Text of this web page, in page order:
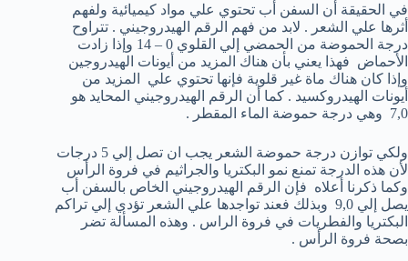
في الحقيقة أن السفن أب تحتوي علي مواد كيميائية ولفهم
أثرها علي الشعر . لابد من فهم الرقم الهيدروجيني . تتراوح
درجة الحموضة من الحمضي إلي القلوي 0 – 14 وإذا زادت
الأحماض فهذا يعني بأن هناك المزيد من أيونات الهيدروجين
وإذا كان هناك ماة غير قلوية فإنها تحتوي علي المزيد من
أيونات الهيدروكسيد . كما أن الرقم الهيدروجيني المحايد هو
7,0 وهي درجة حموضة الماء المقطر .
ولكي توازن درجة حموضة الشعر يجب ان تصل إلي 5 درجات
لأن هذه الدرجة تمنع نمو البكتريا والجراثيم في فروة الرأس
وكما ذكرنا أعلاه فإن الرقم الهيدروجيني الخاص بالسفن أب
يصل إلي 9,0 وبذلك فعند تواجدها علي الشعر تؤدي إلي تراكم
البكتريا والفطريات في فروة الراس . وهذه المسألة تضر
بصحة فروة الرأس .